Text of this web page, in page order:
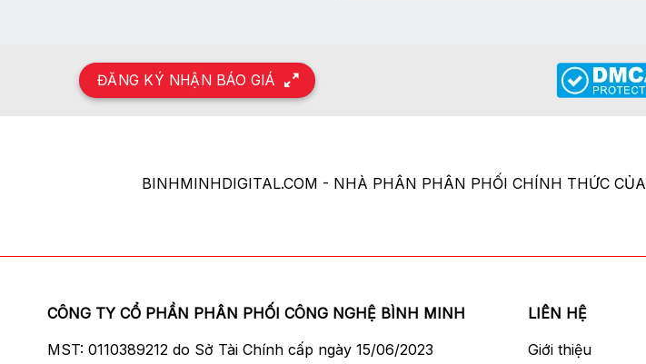
ĐĂNG KÝ NHẬN BÁO GIÁ
BINHMINHDIGITAL.COM - NHÀ PHÂN PHÂN PHỐI CHÍNH THỨC CỦA
CÔNG TY CỔ PHẦN PHÂN PHỐI CÔNG NGHỆ BÌNH MINH
MST: 0110389212 do Sở Tài Chính cấp ngày 15/06/2023
LIÊN HỆ
Giới thiệu